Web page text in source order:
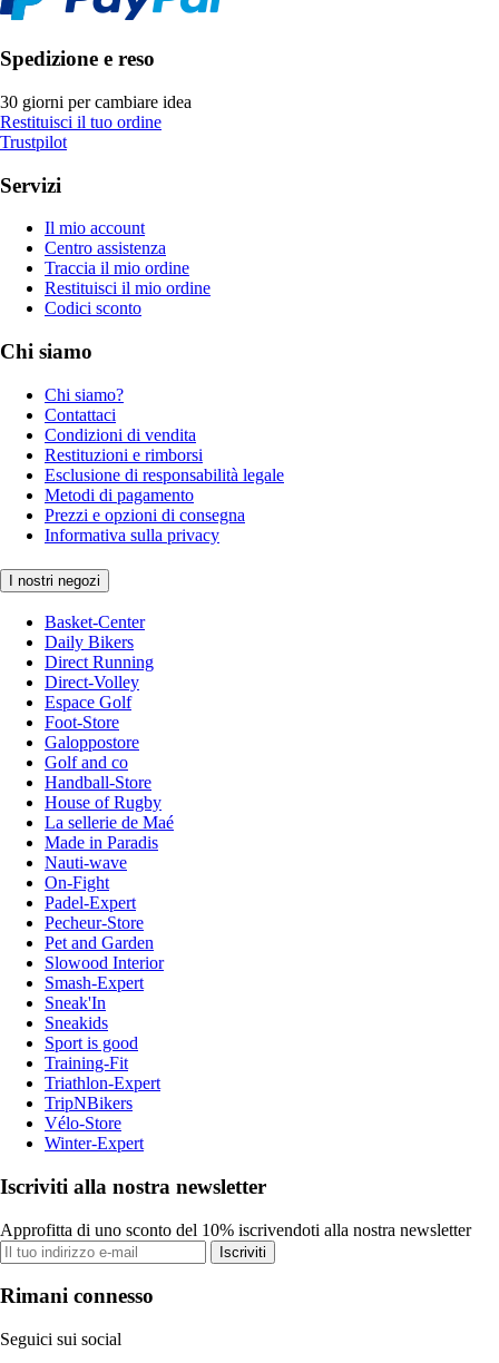
Spedizione e reso
30 giorni per cambiare idea
Restituisci il tuo ordine
Trustpilot
Servizi
Il mio account
Centro assistenza
Traccia il mio ordine
Restituisci il mio ordine
Codici sconto
Chi siamo
Chi siamo?
Contattaci
Condizioni di vendita
Restituzioni e rimborsi
Esclusione di responsabilità legale
Metodi di pagamento
Prezzi e opzioni di consegna
Informativa sulla privacy
I nostri negozi
Basket-Center
Daily Bikers
Direct Running
Direct-Volley
Espace Golf
Foot-Store
Galoppostore
Golf and co
Handball-Store
House of Rugby
La sellerie de Maé
Made in Paradis
Nauti-wave
On-Fight
Padel-Expert
Pecheur-Store
Pet and Garden
Slowood Interior
Smash-Expert
Sneak'In
Sneakids
Sport is good
Training-Fit
Triathlon-Expert
TripNBikers
Vélo-Store
Winter-Expert
Iscriviti alla nostra newsletter
Approfitta di uno sconto del 10% iscrivendoti alla nostra newsletter
Iscriviti
Rimani connesso
Seguici sui social